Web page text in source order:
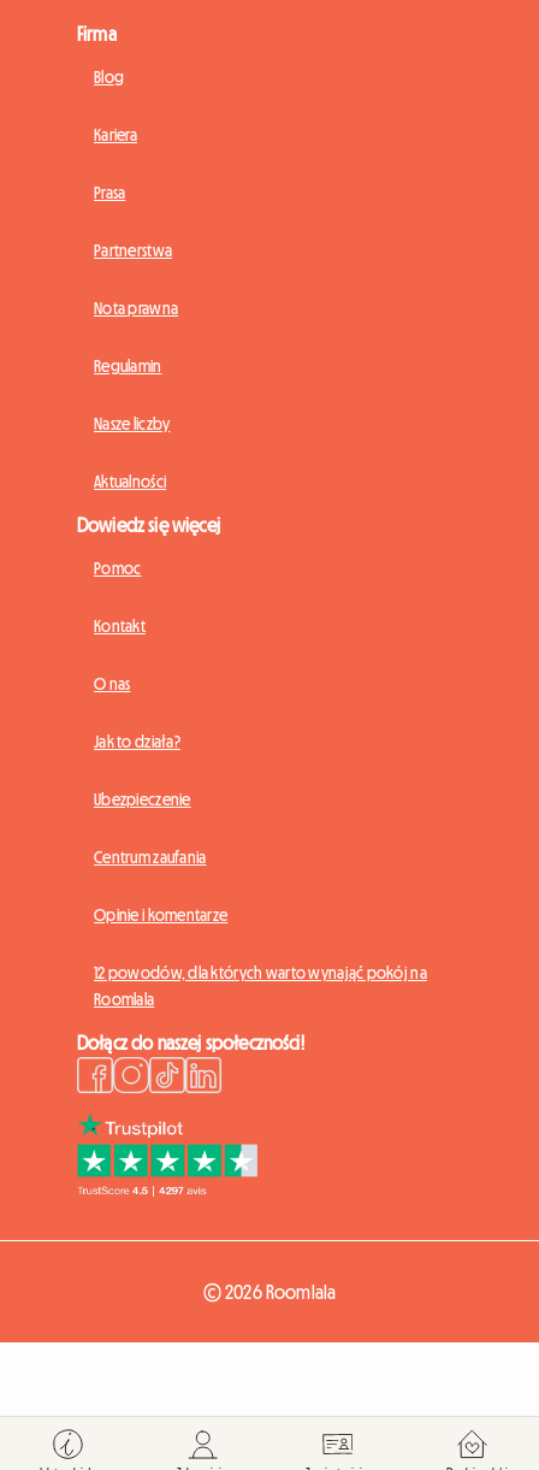
Firma
Blog
Kariera
Prasa
Partnerstwa
Nota prawna
Regulamin
Nasze liczby
Aktualności
Dowiedz się więcej
Pomoc
Kontakt
O nas
Jak to działa?
Ubezpieczenie
Centrum zaufania
Opinie i komentarze
12 powodów, dla których warto wynająć pokój na
Roomlala
Dołącz do naszej społeczności!
© 2026 Roomlala